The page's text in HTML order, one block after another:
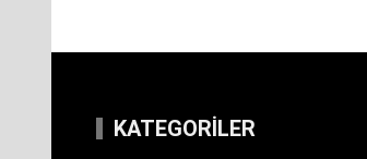
KATEGORILER